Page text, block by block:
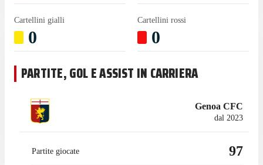
Cartellini gialli
0
Cartellini rossi
0
PARTITE, GOL E ASSIST IN CARRIERA
Genoa CFC
dal 2023
Partite giocate 97